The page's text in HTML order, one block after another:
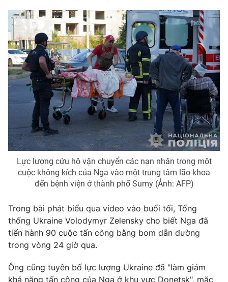
Lực lượng cứu hộ vận chuyển các nạn nhân trong một
cuộc không kích của Nga vào một trung tâm lão khoa
đến bệnh viện ở thành phố Sumy (Ảnh: AFP)
Trong bài phát biểu qua video vào buổi tối, Tổng
thống Ukraine Volodymyr Zelensky cho biết Nga đã
tiến hành 90 cuộc tấn công bằng bom dẫn đường
trong vòng 24 giờ qua.
Ông cũng tuyên bố lực lượng Ukraine đã "làm giảm
khả năng tấn công của Nga ở khu vực Donetsk", mặc